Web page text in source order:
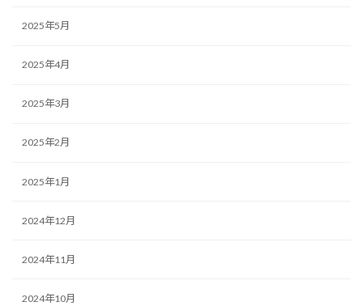
2025年5月
2025年4月
2025年3月
2025年2月
2025年1月
2024年12月
2024年11月
2024年10月